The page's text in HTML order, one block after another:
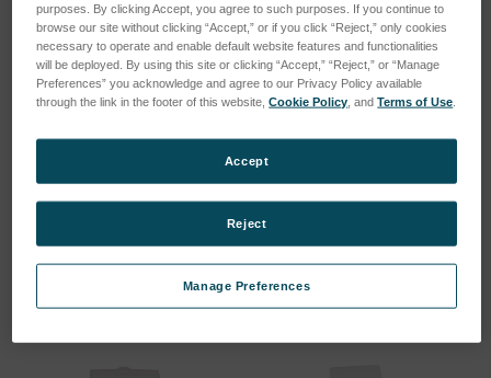
Dow Corning,
Anmeldung für Preise
Nadel, fr OpTech, spitz
SKU: 350010
Anmeldung für Preise
purposes. By clicking Accept, you agree to such purposes. If you continue to
browse our site without clicking “Accept,” or if you click “Reject,” only cookies
necessary to operate and enable default website features and functionalities
will be deployed. By using this site or clicking “Accept,” “Reject,” or “Manage
Preferences” you acknowledge and agree to our Privacy Policy available
through the link in the footer of this website,Cookie Policy , andTerms of Use
Manage Preferences
Reject
Accept